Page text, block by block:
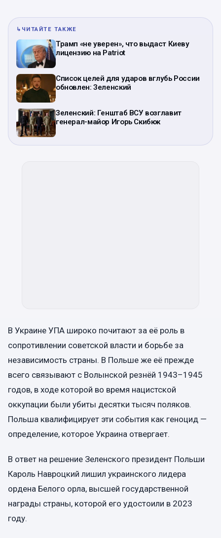
↳ ЧИТАЙТЕ ТАКЖЕ
Трамп «не уверен», что выдаст Киеву
лицензию на Patriot
Список целей для ударов вглубь России
обновлен: Зеленский
Зеленский: Генштаб ВСУ возглавит
генерал-майор Игорь Скибюк
В Украине УПА широко почитают за её роль в
сопротивлении советской власти и борьбе за
независимость страны. В Польше же её прежде
всего связывают с Волынской резнёй 1943–1945
годов, в ходе которой во время нацистской
оккупации были убиты десятки тысяч поляков.
Польша квалифицирует эти события как геноцид —
определение, которое Украина отвергает.
В ответ на решение Зеленского президент Польши
Кароль Навроцкий лишил украинского лидера
ордена Белого орла, высшей государственной
награды страны, которой его удостоили в 2023
году.